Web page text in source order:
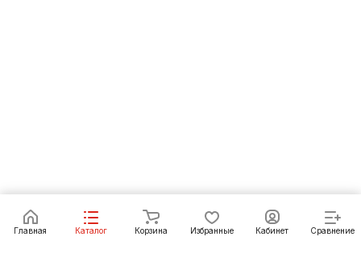
В корзину
Главная Каталог Корзина Избранные Кабинет Сравнение